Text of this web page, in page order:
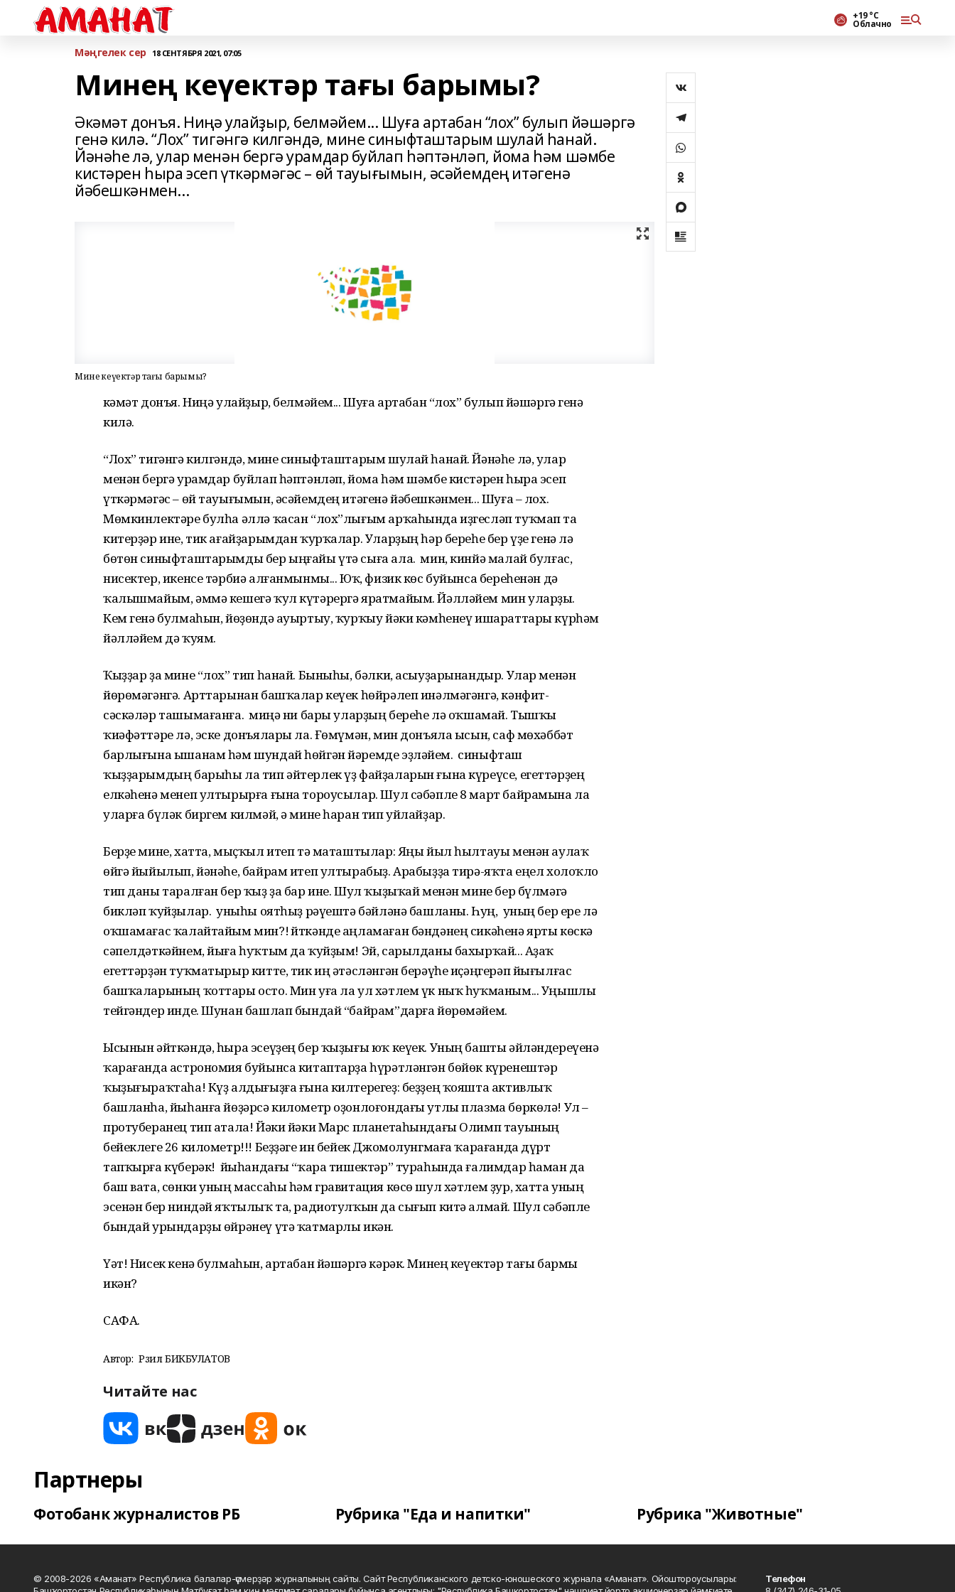
+19 °С
Облачно
Мәңгелек сер 18 СЕНТЯБРЯ 2021, 07:05
Минең кеүектәр тағы барымы?
Әкәмәт донъя. Ниңә улайҙыр, белмәйем... Шуға артабан “лох” булып йәшәргә
генә килә. “Лох” тигәнгә килгәндә, мине синыфташтарым шулай һанай.
Йәнәһе лә, улар менән бергә урамдар буйлап һәптәнләп, йома һәм шәмбе
кистәрен һыра эсеп үткәрмәгәс – өй тауығымын, әсәйемдең итәгенә
йәбешкәнмен...
Минең кеүектәр тағы барымы?
Әкәмәт донъя. Ниңә улайҙыр, белмәйем... Шуға артабан “лох” булып йәшәргә генә
килә.
“Лох” тигәнгә килгәндә, мине синыфташтарым шулай һанай. Йәнәһе лә, улар
менән бергә урамдар буйлап һәптәнләп, йома һәм шәмбе кистәрен һыра эсеп
үткәрмәгәс – өй тауығымын, әсәйемдең итәгенә йәбешкәнмен... Шуға – лох.
Мөмкинлектәре булһа әллә ҡасан “лох”лығым арҡаһында иҙгесләп туҡмап та
китерҙәр ине, тик ағайҙарымдан ҡурҡалар. Уларҙың һәр береһе бер үҙе генә лә
бөтөн синыфташтарымды бер ыңғайы үтә сыға ала. Ә мин, кинйә малай булғас,
нисектер, икенсе тәрбиә алғанмынмы... Юҡ, физик көс буйынса береһенән дә
ҡалышмайым, әммә кешегә ҡул күтәрергә яратмайым. Йәлләйем мин уларҙы.
Кем генә булмаһын, йөҙөндә ауыртыу, ҡурҡыу йәки кәмһенеү ишараттары күрһәм
йәлләйем дә ҡуям.
Ҡыҙҙар ҙа мине “лох” тип һанай. Быныһы, бәлки, асыуҙарынандыр. Улар менән
йөрөмәгәнгә. Арттарынан башҡалар кеүек һөйрәлеп инәлмәгәнгә, кәнфит-
сәскәләр ташымағанға. Ә миңә ни бары уларҙың береһе лә оҡшамай. Тышҡы
ҡиәфәттәре лә, эске донъялары ла. Ғөмүмән, мин донъяла ысын, саф мөхәббәт
барлығына ышанам һәм шундай һөйгән йәремде эҙләйем. Ә синыфташ
ҡыҙҙарымдың барыһы ла тип әйтерлек үҙ файҙаларын ғына күреүсе, егеттәрҙең
елкәһенә менеп ултырырға ғына тороусылар. Шул сәбәпле 8 март байрамына ла
уларға бүләк биргем килмәй, ә мине һаран тип уйлайҙар.
Берҙе мине, хатта, мыҫҡыл итеп тә маташтылар: Яңы йыл һылтауы менән аулаҡ
өйгә йыйылып, йәнәһе, байрам итеп ултырабыҙ. Арабыҙҙа тирә-яҡта еңел холоҡло
тип даны таралған бер ҡыҙ ҙа бар ине. Шул ҡыҙыҡай менән мине бер бүлмәгә
бикләп ҡуйҙылар. Ә уныһы оятһыҙ рәүештә бәйләнә башланы. Һуң, уның бер ере лә
оҡшамағас ҡалайтайым мин?! Әйткәнде аңламаған бәндәнең сикәһенә ярты көскә
сәпелдәткәйнем, йыға һуҡтым да ҡуйҙым! Эй, сарылданы бахырҡай... Аҙаҡ
егеттәрҙән туҡматырыр китте, тик иң әтәсләнгән берәүһе иҫәңгерәп йығылғас
башҡаларының ҡоттары осто. Мин уға ла ул хәтлем үк ныҡ һуҡманым... Уңышлы
тейгәндер инде. Шунан башлап бындай “байрам”дарға йөрөмәйем.
Ысынын әйткәндә, һыра эсеүҙең бер ҡыҙығы юҡ кеүек. Уның башты әйләндереүенә
ҡарағанда астрономия буйынса китаптарҙа һүрәтләнгән бөйөк күренештәр
ҡыҙығыраҡтаһа! Күҙ алдығыҙға ғына килтерегеҙ: беҙҙең ҡояшта активлыҡ
башланһа, йыһанға йөҙәрсә километр оҙонлоғондағы утлы плазма бөркөлә! Ул –
протуберанец тип атала! Йәки йәки Марс планетаһындағы Олимп тауының
бейеклеге 26 километр!!! Беҙҙәге ин бейек Джомолунгмаға ҡарағанда дүрт
тапҡырға күберәк! Ә йыһандағы “ҡара тишектәр” тураһында ғалимдар һаман да
баш вата, сөнки уның массаһы һәм гравитация көсө шул хәтлем ҙур, хатта уның
эсенән бер ниндәй яҡтылыҡ та, радиотулҡын да сығып китә алмай. Шул сәбәпле
бындай урындарҙы өйрәнеү үтә ҡатмарлы икән.
Үәт! Нисек кенә булмаһын, артабан йәшәргә кәрәк. Минең кеүектәр тағы бармы
икән?
САФА.
Автор: Рәзил БИКБУЛАТОВ
Читайте нас
Партнеры
Фотобанк журналистов РБ Рубрика "Еда и напитки" Рубрика "Животные"
© 2008-2026 «Аманат» Республика балалар-үҫмерҙәр журналының сайты. Сайт Республиканского детско-юношеского журнала «Аманат». Ойоштороусылары:
Телефон